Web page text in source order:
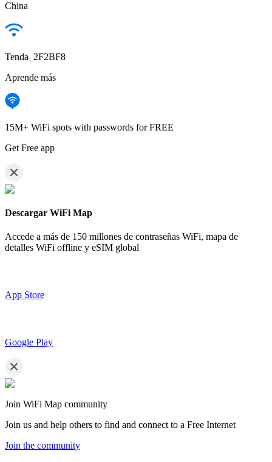
China
Tenda_2F2BF8
Aprende más
15M+ WiFi spots with passwords for FREE
Get Free app
Descargar WiFi Map
Accede a más de 150 millones de contraseñas WiFi, mapa de
detalles WiFi offline y eSIM global
App Store
Google Play
Join WiFi Map community
Join us and help others to find and connect to a Free Internet
Join the community